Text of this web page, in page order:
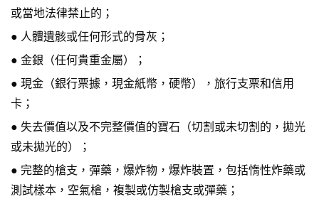
或當地法律禁止的；
● 人體遺骸或任何形式的骨灰；
● 金銀（任何貴重金屬）；
● 現金（銀行票據，現金紙幣，硬幣），旅行支票和信用
卡；
● 失去價值以及不完整價值的寶石（切割或未切割的，拋光
或未拋光的）；
● 完整的槍支，彈藥，爆炸物，爆炸裝置，包括惰性炸藥或
測試樣本，空氣槍，複製或仿製槍支或彈藥；